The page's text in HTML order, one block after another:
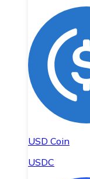
USD Coin
USDC